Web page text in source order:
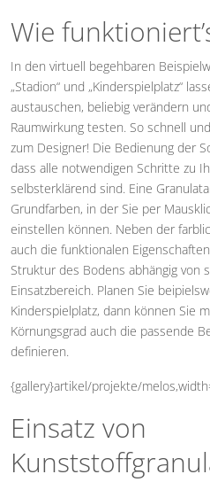
Wie
In den virtuell begehbaren
„Stadion“ und „Kinderspielplatz“
austauschen, beliebig verändern
Raumwirkung testen. So schnell
zum Designer! Die Bedienung der
dass alle notwendigen Schritte zu
selbsterklärend sind. Eine
Grundfarben, in der Sie per
einstellen können. Neben der
auch die funktionalen
Struktur des Bodens abhängig von
Einsatzbereich. Planen Sie
Kinderspielplatz, dann können Sie
Körnungsgrad auch die passende
definieren.
{gallery}artikel/projekte/
Einsatz von